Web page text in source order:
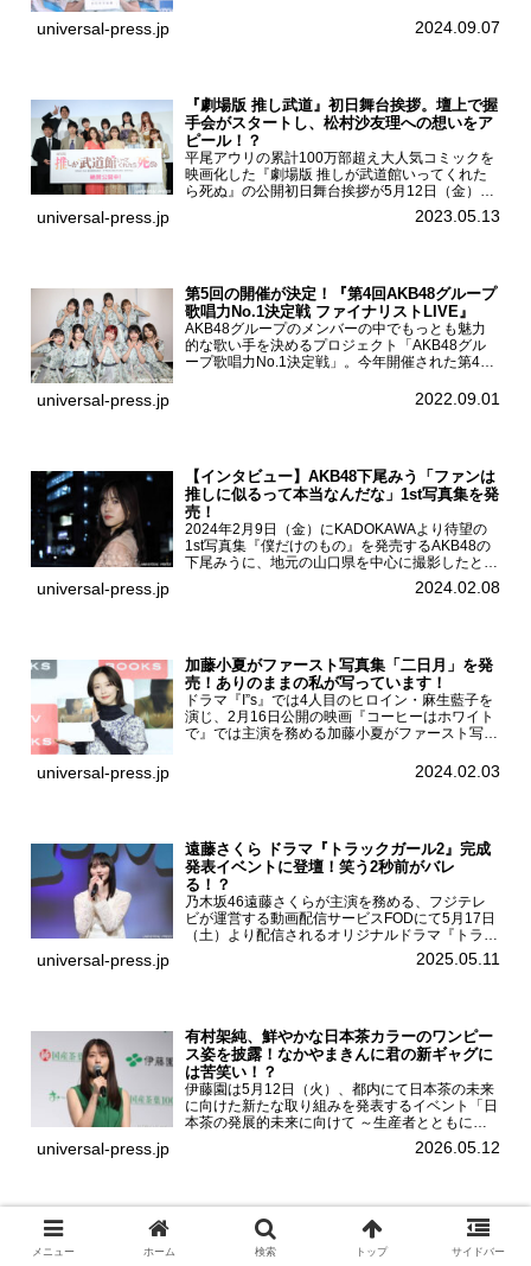
を記念し1日店長イベントを開催した本写真集は
universal-press.jp 2024.09.07
『劇場版 推し武道』初日舞台挨拶。壇上で握
手会がスタートし、松村沙友理への想いをア
ピール！？
平尾アウリの累計100万部超え大人気コミックを
映画化した『劇場版 推しが武道館いってくれた
ら死ぬ』の公開初日舞台挨拶が5月12日（金）新
宿バルト9で開催され、出演者の松村沙友理、中
村里帆、MOMO(@onefive)、KANO(@onefi...
universal-press.jp 2023.05.13
第5回の開催が決定！『第4回AKB48グループ
歌唱力No.1決定戦 ファイナリストLIVE』
AKB48グループのメンバーの中でもっとも魅力
的な歌い手を決めるプロジェクト「AKB48グル
ープ歌唱力No.1決定戦」。今年開催された第4回
る一夜限りのライブイベント「ファイナリスト
universal-press.jp 2022.09.01
【インタビュー】AKB48下尾みう「ファンは
推しに似るって本当なんだな」1st写真集を発
売！
2024年2月9日（金）にKADOKAWAより待望の
1st写真集『僕だけのもの』を発売するAKB48の
下尾みうに、地元の山口県を中心に撮影したとい
う今回の写真集についてインタビューをお願いし
た。1st写真集『僕だけのもの』を発売する
universal-press.jp 2024.02.08
加藤小夏がファースト写真集「二日月」を発
売！ありのままの私が写っています！
ドラマ『I”s』では4人目のヒロイン・麻生藍子を
演じ、2月16日公開の映画『コーヒーはホワイト
で』では主演を務める加藤小夏がファースト写真
記念イベントをHMV＆BOOKS SHIBUYAで開催
universal-press.jp 2024.02.03
遠藤さくら ドラマ『トラックガール2』完成
発表イベントに登壇！笑う2秒前がバレ
る！？
乃木坂46遠藤さくらが主演を務める、フジテレ
ビが運営する動画配信サービスFODにて5月17日
（土）より配信されるオリジナルドラマ『トラッ
クガール2』の完成発表イベントが５月10日
（土）都内で開催された。FODドラマ『トラック
universal-press.jp 2025.05.11
有村架純、鮮やかな日本茶カラーのワンピー
ス姿を披露！なかやまきんに君の新ギャグに
は苦笑い！？
伊藤園は5月12日（火）、都内にて日本茶の未来
に向けた新たな取り組みを発表するイベント「日
本茶の発展的未来に向けて ～生産者とともに。
日本茶を世界へ～」を開催。イベントには伊藤園
のCMキャラクターを務める有村架純、伊藤園よ
universal-press.jp 2026.05.12
AKB48伊藤百花が1stフォトブック「百花ず
かん。」を発売！等身大の私を感じて！！
AKB48の67枚目シングルで表題曲のセンターを
メニュー ホーム 検索 トップ サイドバー